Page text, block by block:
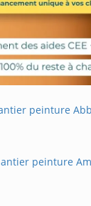
peinture
peinture